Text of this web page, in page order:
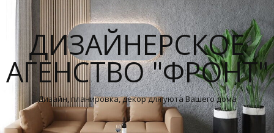
ДИЗАЙНЕРСКОЕ
АГЕНСТВО "ФРОНТ"
Дизайн, планировка, декор для уюта Вашего дома